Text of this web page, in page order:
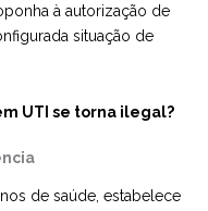
à autorização de
situação de
UTI se torna ilegal?
de saúde, estabelece